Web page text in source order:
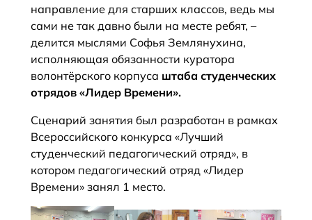
направление для старших классов, ведь мы
сами не так давно были на месте ребят, –
делится мыслями Софья Землянухина,
исполняющая обязанности куратора
волонтёрского корпуса штаба студенческих
отрядов «Лидер Времени».
Сценарий занятия был разработан в рамках
Всероссийского конкурса «Лучший
студенческий педагогический отряд», в
котором педагогический отряд «Лидер
Времени» занял 1 место.